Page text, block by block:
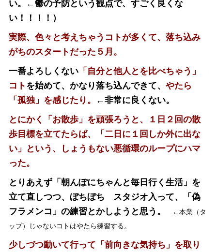
い。←鬱の予防という観点で、すごく良くな
い！！！！）
実際、色々と考えちゃうコトが多くて、落ち込み
がちのスタートだった５月。
一番よろしくない 「自分と他人とを比べちゃう」
コト を始めて、かなり落ち込んできて、 やたら
「孤独」を感じたり。
←非常に良くない。
とにかく「お散歩」を頑張ろうと、１日２回の散
歩目標を立てたらば、「二日に１回しか外に出な
い」という、しょうもない悪循環のループにハマ
った。
とりあえず「朝んぽにちゃんと毎日行く生活」を
立て直しつつ、ぼちぼち スタジオ入って、「偽
フラメンコ」の練習とかしようと思う。
←本業（タ
ップ）じゃないコトはやたら練習する。
少しづつ動いて行って「前向きな気持ち」を取り